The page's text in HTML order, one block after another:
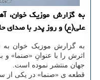
به گزارش موزیک خوان،
علی(ع) و روز پدر با صدای
به گزارش موزیک خوان به
اثرش را با عنوانِ «صنما» و
جهان منتشر نموده است.
قطعه ی «صنما» در یکی از